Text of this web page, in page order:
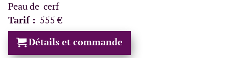
Peau de cerf
Tarif : 555 €
Détails et commande